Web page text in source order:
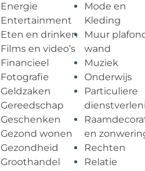
Energie
Entertainment
Eten en drinken
Films en video’s
Financieel
Fotografie
Geldzaken
Gereedschap
Geschenken
Gezond wonen
Gezondheid
Groothandel
Mode en
Kleding
Muur
wand
Muziek
Onderwijs
Particuliere
en
Rechten
Relatie